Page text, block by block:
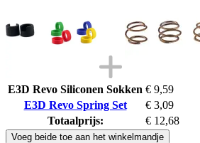
E3D Revo Siliconen Sokken € 9,59
E3D Revo Spring Set
€ 3,09
Totaalprijs:
€ 12,68
Voeg beide toe aan het winkelmandje